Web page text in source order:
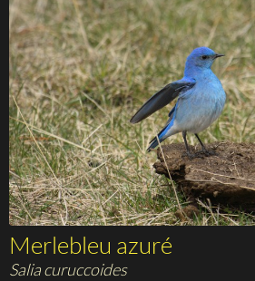
Merlebleu azuré
Salia curuccoides